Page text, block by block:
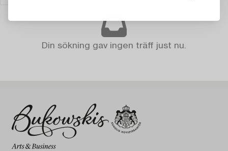
Din sökning gav ingen träff just nu.